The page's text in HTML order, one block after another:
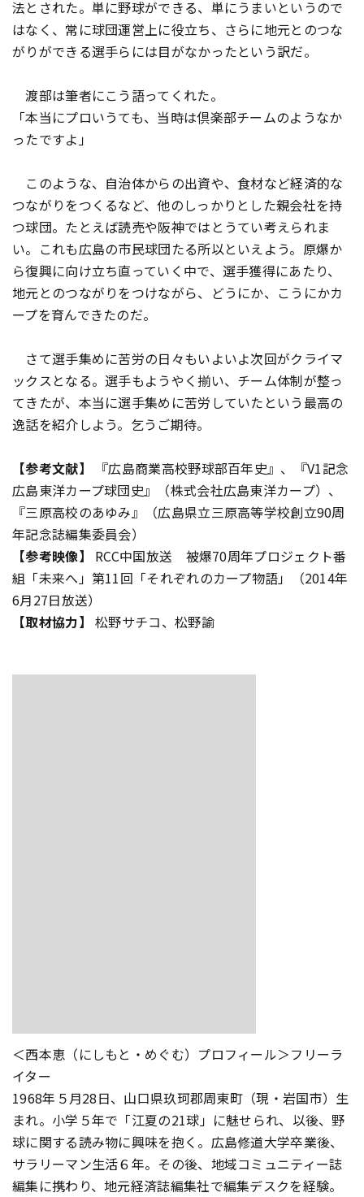
法とされた。単に野球ができる、単にうまいというので
はなく、常に球団運営上に役立ち、さらに地元とのつな
がりができる選手らには目がなかったという訳だ。
渡部は筆者にこう語ってくれた。
「本当にプロいうても、当時は倶楽部チームのようなか
ったですよ」
このような、自治体からの出資や、食材など経済的な
つながりをつくるなど、他のしっかりとした親会社を持
つ球団。たとえば読売や阪神ではとうてい考えられま
い。これも広島の市民球団たる所以といえよう。原爆か
ら復興に向け立ち直っていく中で、選手獲得にあたり、
地元とのつながりをつけながら、どうにか、こうにかカ
ープを育んできたのだ。
さて選手集めに苦労の日々もいよいよ次回がクライマ
ックスとなる。選手もようやく揃い、チーム体制が整っ
てきたが、本当に選手集めに苦労していたという最高の
逸話を紹介しよう。乞うご期待。
【参考文献】
『広島商業高校野球部百年史』、『V1記念
広島東洋カープ球団史』（株式会社広島東洋カープ）、
『三原高校のあゆみ』（広島県立三原高等学校創立90周
年記念誌編集委員会）
【参考映像】
RCC中国放送 被爆70周年プロジェクト番
組「未来へ」第11回「それぞれのカープ物語」（2014年
6月27日放送）
【取材協力】 松野サチコ、松野諭
＜西本恵（にしもと・めぐむ）プロフィール＞フリーラ
イター
1968年５月28日、山口県玖珂郡周東町（現・岩国市）生
まれ。小学５年で「江夏の21球」に魅せられ、以後、野
球に関する読み物に興味を抱く。広島修道大学卒業後、
サラリーマン生活６年。その後、地域コミュニティー誌
編集に携わり、地元経済誌編集社で編集デスクを経験。